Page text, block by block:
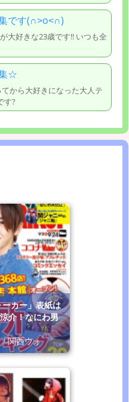
です(∩˃o˂∩)
大好きな23歳です!! いつも全
☆
から大好きになった大人テ
す?
カー」表紙は
介！なにわ男
関西ウォ